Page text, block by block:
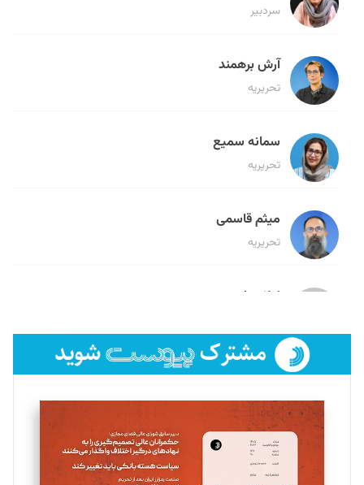
سردبیر
آرش برهمند
تحریریه
سمانه سمیع
تحریریه
میثم قاسمی
تحریریه
لیلا حنارود
فائزه فتحی رستمی
تحریریه
سروش کرمیان
تحریریه